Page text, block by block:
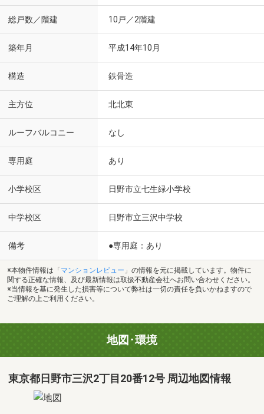
総戸数／階建 10戸／2階建
築年月 平成14年10月
構造 鉄骨造
主方位 北北東
ルーフバルコニー なし
専用庭 あり
小学校区 日野市立七生緑小学校
中学校区 日野市立三沢中学校
備考 ●専用庭：あり
※本物件情報は「 マンションレビュー 」の情報を元に掲載しています。物件に
関する正確な情報、及び最新情報は取扱不動産会社へお問い合わせください。
※当情報を基に発生した損害等について弊社は一切の責任を負いかねますので
ご理解の上ご利用ください。
地図･環境
東京都日野市三沢2丁目20番12号 周辺地図情報